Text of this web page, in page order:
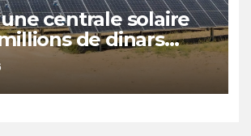
une centrale solaire
de dinars
la transition
et créer 400